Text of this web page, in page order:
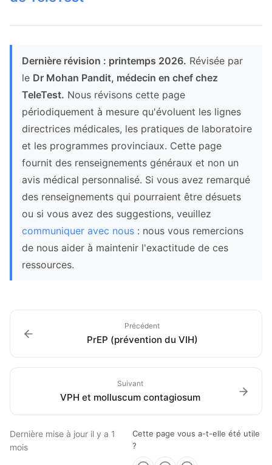
Dernière révision : printemps 2026. Révisée par
le Dr Mohan Pandit, médecin en chef chez
TeleTest. Nous révisons cette page
périodiquement à mesure qu'évoluent les lignes
directrices médicales, les pratiques de laboratoire
et les programmes provinciaux. Cette page
fournit des renseignements généraux et non un
avis médical personnalisé. Si vous avez remarqué
des renseignements qui pourraient être désuets
ou si vous avez des suggestions, veuillez
communiquer avec nous : nous vous remercions
de nous aider à maintenir l'exactitude de ces
ressources.
Précédent
PrEP (prévention du VIH)
Suivant
VPH et molluscum contagiosum
Dernière mise à jour il y a 1
mois
Cette page vous a-t-elle été utile
?